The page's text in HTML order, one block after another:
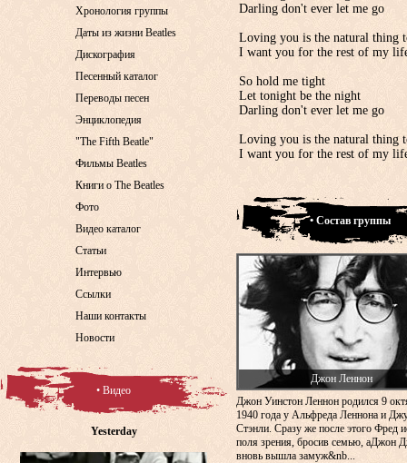
Darling don't ever let me go
Loving you is the natural thing
I want you for the rest of my
So hold me tight
Let tonight be the night
Darling don't ever let me go
Loving you is the natural thing
I want you for the rest of my
• Состав группы
Джон Леннон
Джон Уинстон Леннон родился 9
1940 года у Альфреда Леннона и
Стэнли. Сразу же после этого Фред
поля зрения, бросив семью, аДжон
вновь вышла замуж&nb...
Хронология группы
Даты из жизни Beatles
Дискография
Песенный каталог
Переводы песен
Энциклопедия
"The Fifth Beatle"
Фильмы Beatles
Книги о The Beatles
Фото
Видео каталог
Статьи
Интервью
Ссылки
Наши контакты
Новости
• Видео
Yesterday